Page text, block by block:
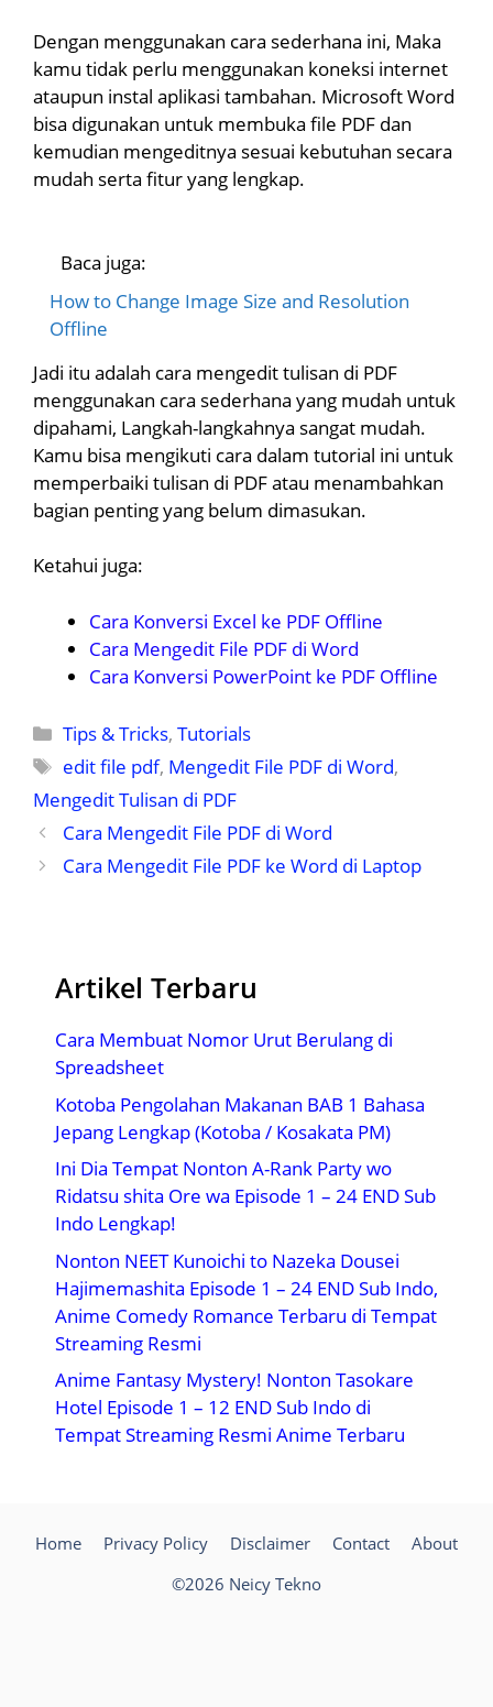
Dengan menggunakan cara sederhana ini, Maka
kamu tidak perlu menggunakan koneksi internet
ataupun instal aplikasi tambahan. Microsoft Word
bisa digunakan untuk membuka file PDF dan
kemudian mengeditnya sesuai kebutuhan secara
mudah serta fitur yang lengkap.
Baca juga:
How to Change Image Size and Resolution
Offline
Jadi itu adalah cara mengedit tulisan di PDF
menggunakan cara sederhana yang mudah untuk
dipahami, Langkah-langkahnya sangat mudah.
Kamu bisa mengikuti cara dalam tutorial ini untuk
memperbaiki tulisan di PDF atau menambahkan
bagian penting yang belum dimasukan.
Ketahui juga:
Cara Konversi Excel ke PDF Offline
Cara Mengedit File PDF di Word
Cara Konversi PowerPoint ke PDF Offline
Kategori
Tips & Tricks,Tutorials
Tag
edit file pdf, Mengedit File PDF di Word,
Mengedit Tulisan di PDF
Cara Mengedit File PDF di Word
Cara Mengedit File PDF ke Word di Laptop
Artikel Terbaru
Cara Membuat Nomor Urut Berulang di
Spreadsheet
Kotoba Pengolahan Makanan BAB 1 Bahasa
Jepang Lengkap (Kotoba / Kosakata PM)
Ini Dia Tempat Nonton A-Rank Party wo
Ridatsu shita Ore wa Episode 1 – 24 END Sub
Indo Lengkap!
Nonton NEET Kunoichi to Nazeka Dousei
Hajimemashita Episode 1 – 24 END Sub Indo,
Anime Comedy Romance Terbaru di Tempat
Streaming Resmi
Anime Fantasy Mystery! Nonton Tasokare
Hotel Episode 1 – 12 END Sub Indo di
Tempat Streaming Resmi Anime Terbaru
Home Privacy Policy Disclaimer Contact
About
©2026 Neicy Tekno